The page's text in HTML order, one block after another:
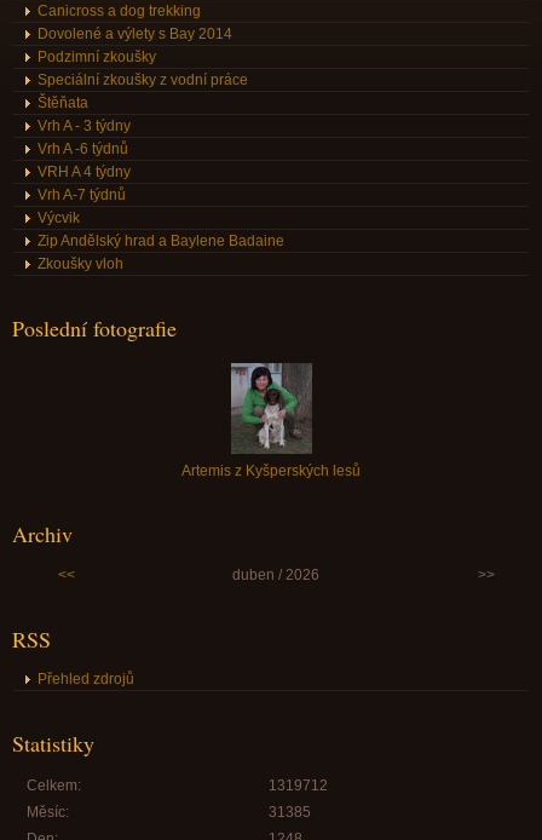
Canicross a dog trekking
Dovolené a výlety s Bay 2014
Podzimní zkoušky
Speciální zkoušky z vodní práce
Štěňata
Vrh A - 3 týdny
Vrh A -6 týdnů
VRH A 4 týdny
Vrh A-7 týdnů
Výcvik
Zip Andělský hrad a Baylene Badaine
Zkoušky vloh
Poslední fotografie
Artemis z Kyšperských lesů
Archiv
<< duben / 2026 >>
RSS
Přehled zdrojů
Statistiky
Celkem:
1319712
Měsíc:
31385